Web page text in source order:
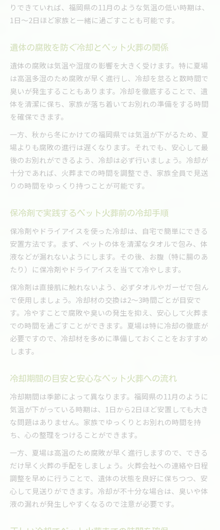
りできていれば、福岡県の11月のような気温の低い時期は、
1日～2日ほど家族と一緒に過ごすことも可能です。
遺体の腐敗を防ぐ冷却とペット火葬の関係
遺体の腐敗は気温や湿度の影響を大きく受けます。特に夏場
は高温多湿のため腐敗が早く進行し、冷却を怠ると数時間で
臭いが発生することもあります。冷却を徹底することで、遺
体を清潔に保ち、家族が落ち着いてお別れの準備をする時間
を確保できます。
一方、秋から冬にかけての福岡県では気温が下がるため、夏
場よりも腐敗の進行は遅くなります。それでも、安心して最
後のお別れができるよう、冷却は必ず行いましょう。冷却が
十分であれば、火葬までの時間を調整でき、家族全員で見送
りの時間をゆっくり持つことが可能です。
保冷剤で実践するペット火葬前の冷却手順
保冷剤やドライアイスを使った冷却は、自宅で簡単にできる
安置方法です。まず、ペットの体を清潔なタオルで包み、体
液などが漏れないようにします。その後、お腹（特に腸のあ
たり）に保冷剤やドライアイスを当てて冷やします。
保冷剤は直接肌に触れないよう、必ずタオルやガーゼで包ん
で使用しましょう。冷却材の交換は2～3時間ごとが目安で
す。冷やすことで腐敗や臭いの発生を抑え、安心して火葬ま
での時間を過ごすことができます。夏場は特に冷却の徹底が
必要ですので、冷却材を多めに準備しておくことをおすすめ
します。
冷却期間の目安と安心なペット火葬への流れ
冷却期間は季節によって異なります。福岡県の11月のように
気温が下がっている時期は、1日から2日ほど安置しても大き
な問題はありません。家族でゆっくりとお別れの時間を持
ち、心の整理をつけることができます。
一方、夏場は高温のため腐敗が早く進行しますので、できる
だけ早く火葬の手配をしましょう。火葬会社への連絡や日程
調整を早めに行うことで、遺体の状態を良好に保ちつつ、安
心して見送りができます。冷却が不十分な場合は、臭いや体
液の漏れが発生しやすくなるので注意が必要です。